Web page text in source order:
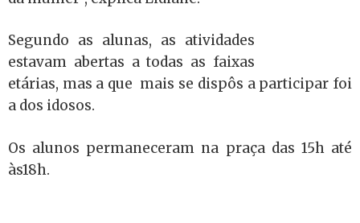
Segundo as alunas, as atividades
estavam abertas a todas as faixas
etárias, mas a que mais se dispôs a participar foi
a dos idosos.
Os alunos permaneceram na praça das 15h até
às18h.